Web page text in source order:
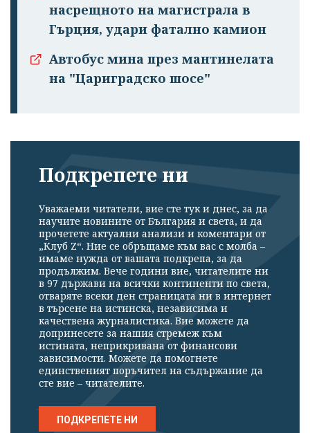
насрещното на магистрала в
Гърция, удари фатално камион
Автобус мина през мантинелата
на "Цариградско шосе"
Подкрепете ни
Уважаеми читатели, вие сте тук и днес, за да
научите новините от България и света, и да
прочетете актуални анализи и коментари от
„Клуб Z“. Ние се обръщаме към вас с молба –
имаме нужда от вашата подкрепа, за да
продължим. Вече години вие, читателите ни
в 97 държави на всички континенти по света,
отваряте всеки ден страницата ни в интернет
в търсене на истинска, независима и
качествена журналистика. Вие можете да
допринесете за нашия стремеж към
истината, неприкривана от финансови
зависимости. Можете да помогнете
единственият поръчител на съдържание да
сте вие – читателите.
ПОДКРЕПЕТЕ НИ